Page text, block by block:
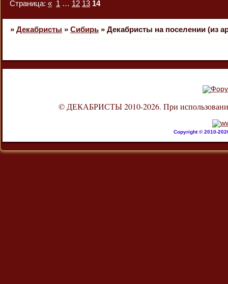
Страница: « 1 … 12 13 14
» Декабристы » Сибирь » Декабристы на поселении (из
© ДЕКАБРИСТЫ 2010-2026. При использовании
Copyright © 2010-